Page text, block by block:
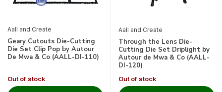
Aall and Create
Geary Cutouts Die-Cutting
Die Set Clip Pop by Autour
De Mwa & Co (AALL-DI-110)
Out of stock
Aall and Create
Through the Lens Die-
Cutting Die Set Driplight by
Autour de Mwa & Co (AALL-
DI-120)
Out of stock